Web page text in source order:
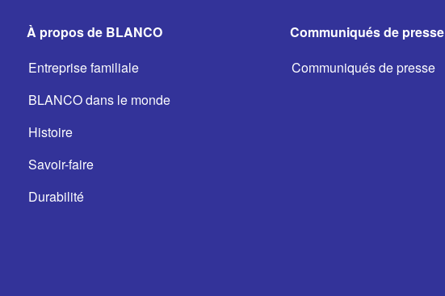
À propos de BLANCO
Entreprise familiale
BLANCO dans le monde
Histoire
Savoir-faire
Durabilité
Communiqués de presse
Communiqués de presse